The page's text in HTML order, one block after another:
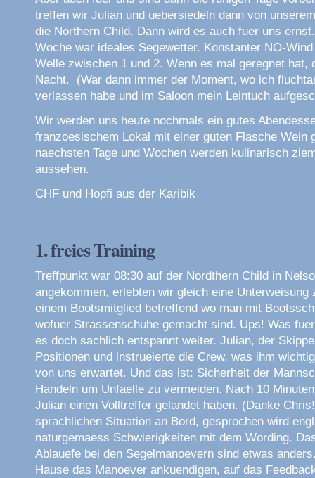
treffen wir Julian und uebersiedeln dann von
die Northern Child. Dann wird es auch fuer uns
Woche war ideales Segewetter. Konstanter NO-
Welle zwischen 1 und 2. Wenn es mal geregnet hat,
Nacht. (War dann immer der Moment, wo ich
verlassen habe und im Saloon mein Leintuch
Wir werden uns heute nochmals ein gutes
franzoesischem Lokal mit einer guten Flasche Wein
naechsten Tage und Wochen werden kulinarisch
aussehen.
CHF und Hopfi aus der Karibik
1. freies Training
Treffpunkt war 08:30 auf der Nordthern Child in
angekommen, erlebten wir gleich eine Unterweisung
einem Bootsmitglied betreffend wo man mit
wofuer Strassenschuhe gemacht sind. Ups! Was
es doch sachlich entspannt weiter. Julian, der
Positionen und instrueierte die Crew, was ihm
von uns erwartet. Und das ist: Sicherheit der
Handeln um Unfaelle zu vermeiden. Nach 10
Julian einen Volltreffer gelandet haben. (Danke
sprachlichen Situation an Bord, gesprochen wird
naturgemaess Schwierigkeiten mit dem Wording.
Ablauefe bei den Segelmanoevern sind etwas
Hause das Manoever ankuendigen, auf das